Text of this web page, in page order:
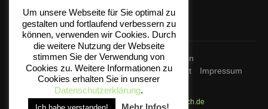
VeggieSearch
VeggieMagazin
Verzeichnis für Unverpackt-Läden
Kontakt
Impressum
Datenschutz
Alle Rechte vorbehalten - VeggieSearch.de
Um unsere Webseite für Sie optimal zu
gestalten und fortlaufend verbessern zu
können, verwenden wir Cookies. Durch
die weitere Nutzung der Webseite
stimmen Sie der Verwendung von
Cookies zu. Weitere Informationen zu
Cookies erhalten Sie in unserer
Datenschutzerklärung.
Mehr Infos!